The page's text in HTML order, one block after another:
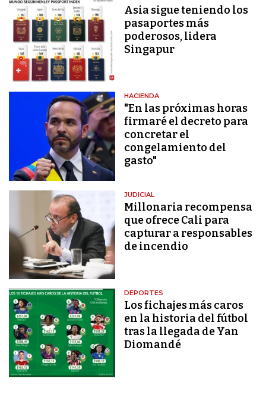
Asia sigue teniendo los
pasaportes más
poderosos, lidera
Singapur
HACIENDA
"En las próximas horas
firmaré el decreto para
concretar el
congelamiento del
gasto"
JUDICIAL
Millonaria recompensa
que ofrece Cali para
capturar a responsables
de incendio
DEPORTES
Los fichajes más caros
en la historia del fútbol
tras la llegada de Yan
Diomandé